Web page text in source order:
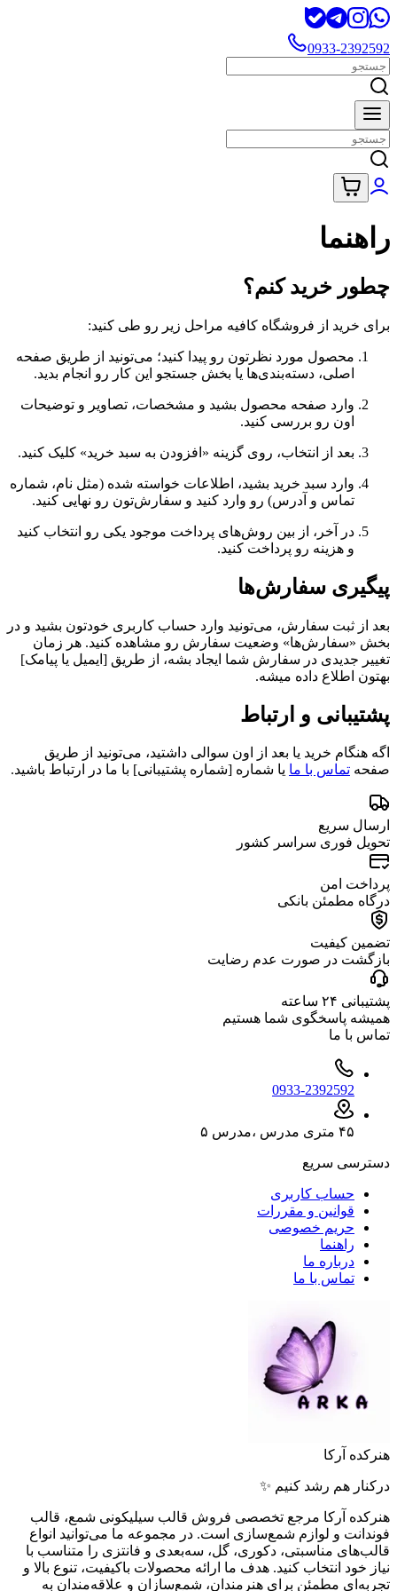
0933-2392592
راهنما
چطور خرید کنم؟
برای خرید از فروشگاه کافیه مراحل زیر رو طی کنید:
محصول مورد نظرتون رو پیدا کنید؛ می‌تونید از طریق صفحه
اصلی، دسته‌بندی‌ها یا بخش جستجو این کار رو انجام بدید.
وارد صفحه محصول بشید و مشخصات، تصاویر و توضیحات
اون رو بررسی کنید.
بعد از انتخاب، روی گزینه «افزودن به سبد خرید» کلیک کنید.
وارد سبد خرید بشید، اطلاعات خواسته شده (مثل نام، شماره
تماس و آدرس) رو وارد کنید و سفارش‌تون رو نهایی کنید.
در آخر، از بین روش‌های پرداخت موجود یکی رو انتخاب کنید
و هزینه رو پرداخت کنید.
پیگیری سفارش‌ها
بعد از ثبت سفارش، می‌تونید وارد حساب کاربری خودتون بشید و در
بخش «سفارش‌ها» وضعیت سفارش رو مشاهده کنید. هر زمان
تغییر جدیدی در سفارش شما ایجاد بشه، از طریق [ایمیل یا پیامک]
بهتون اطلاع داده میشه.
پشتیبانی و ارتباط
اگه هنگام خرید یا بعد از اون سوالی داشتید، می‌تونید از طریق
صفحه تماس با ما یا شماره [شماره پشتیبانی] با ما در ارتباط باشید.
ارسال سریع
تحویل فوری سراسر کشور
پرداخت امن
درگاه مطمئن بانکی
تضمین کیفیت
بازگشت در صورت عدم رضایت
پشتیبانی ۲۴ ساعته
همیشه پاسخگوی شما هستیم
تماس با ما
0933-2392592
۴۵ متری مدرس ،مدرس ۵
دسترسی سریع
حساب کاربری
قوانین و مقررات
حریم خصوصی
راهنما
درباره ما
تماس با ما
هنرکده آرکا
درکنار هم رشد کنیم ✨
هنرکده آرکا مرجع تخصصی فروش قالب سیلیکونی شمع، قالب
فوندانت و لوازم شمع‌سازی است. در مجموعه ما می‌توانید انواع
قالب‌های مناسبتی، دکوری، گل، سه‌بعدی و فانتزی را متناسب با
نیاز خود انتخاب کنید. هدف ما ارائه محصولات باکیفیت، تنوع بالا و
تجربه‌ای مطمئن برای هنرمندان، شمع‌سازان و علاقه‌مندان به